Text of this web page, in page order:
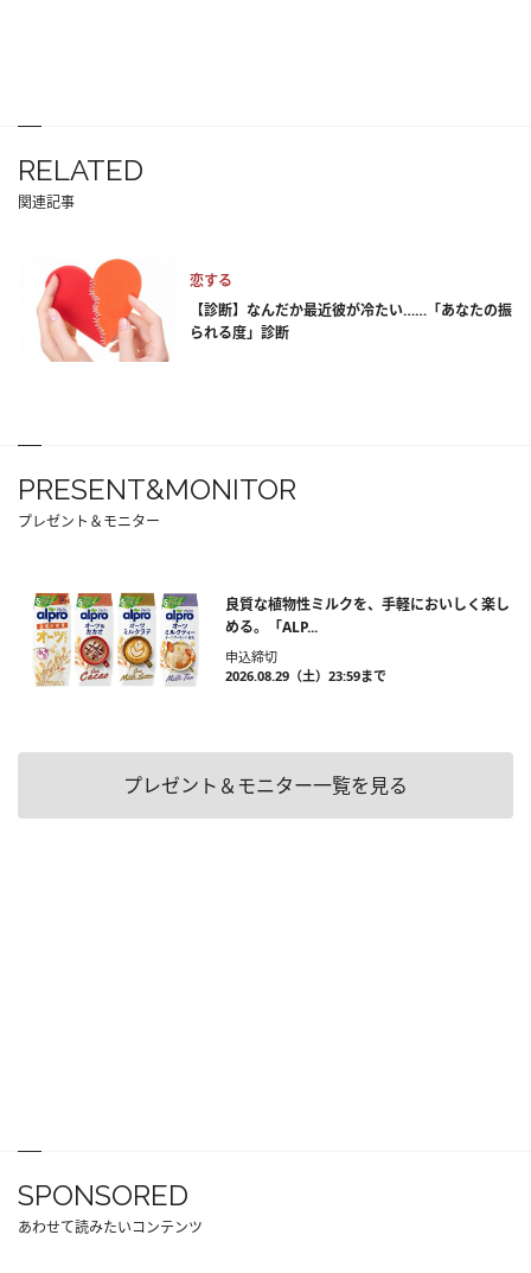
RELATED
関連記事
恋する
【診断】なんだか最近彼が冷たい……「あなたの振
られる度」診断
PRESENT&MONITOR
プレゼント＆モニター
良質な植物性ミルクを、手軽においしく楽し
める。「ALP...
申込締切
2026.08.29（土）23:59まで
プレゼント＆モニター一覧を見る
SPONSORED
あわせて読みたいコンテンツ